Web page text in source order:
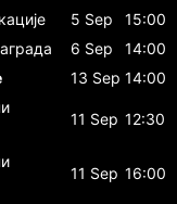
5 Sep
15:00
6 Sep
14:00
13 Sep 14:00
11 Sep 12:30
11 Sep 16:00